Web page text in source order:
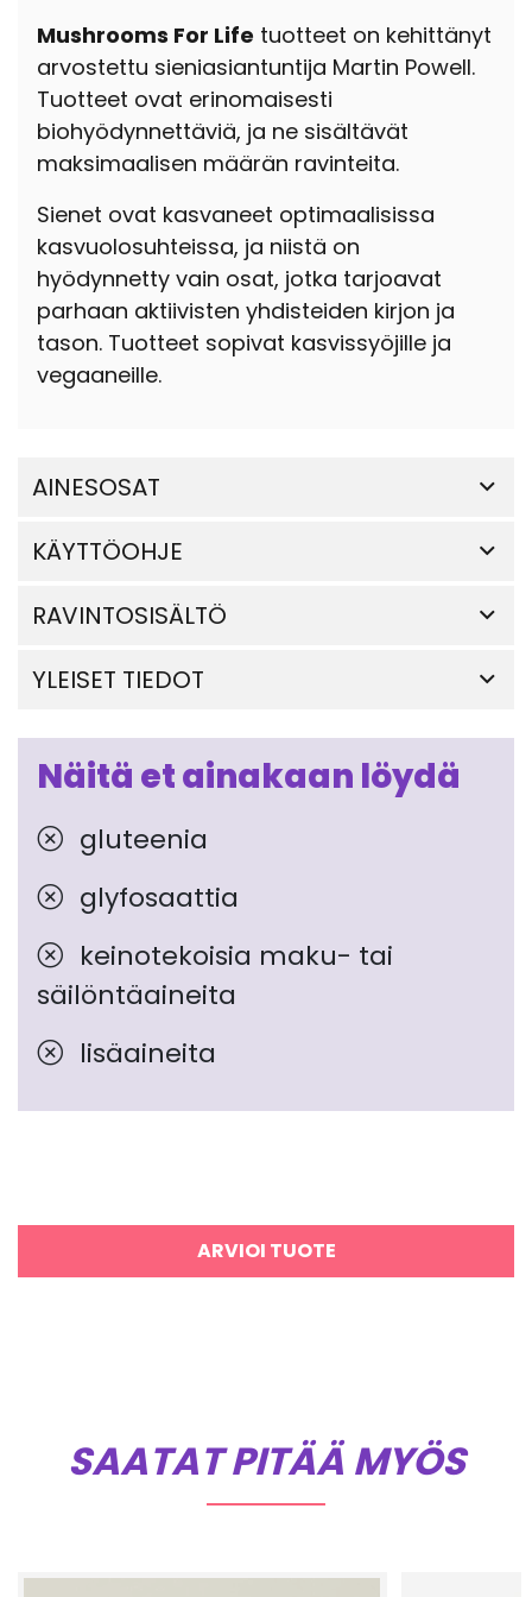
Mushrooms For Life tuotteet on kehittänyt
arvostettu sieniasiantuntija Martin Powell.
Tuotteet ovat erinomaisesti
biohyödynnettäviä, ja ne sisältävät
maksimaalisen määrän ravinteita.
Sienet ovat kasvaneet optimaalisissa
kasvuolosuhteissa, ja niistä on
hyödynnetty vain osat, jotka tarjoavat
parhaan aktiivisten yhdisteiden kirjon ja
tason. Tuotteet sopivat kasvissyöjille ja
vegaaneille.
AINESOSAT
KÄYTTÖOHJE
RAVINTOSISÄLTÖ
YLEISET TIEDOT
Näitä et ainakaan löydä
gluteenia
glyfosaattia
keinotekoisia maku- tai
säilöntäaineita
lisäaineita
ARVIOI TUOTE
SAATAT PITÄÄ MYÖS